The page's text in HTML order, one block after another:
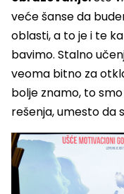
veće šanse da
oblasti, a to je i te
bavimo. Stalno
veoma bitno za
bolje znamo, to
rešenja, umesto da